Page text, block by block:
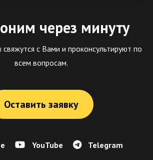
через минуту
с Вами и проконсультируют по
всем вопросам.
Оставить заявку
YouTube Telegram